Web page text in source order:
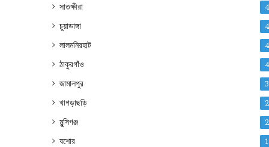
সাতক্ষীরা 4
চুয়াডাঙ্গা 4
লালমনিরহাট 4
ঠাকুরগাঁও 4
জামালপুর 3
খাগড়াছড়ি 2
মুন্সিগঞ্জ 2
যশোর 1